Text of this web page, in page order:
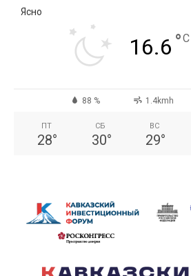
Ясно
16.6 °C
88 % 1.4kmh
ПТ
28°
СБ
30°
ВС
29°